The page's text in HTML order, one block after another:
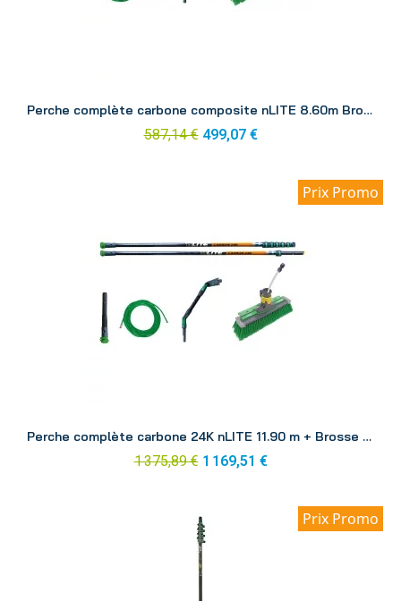
Perche complète carbone composite nLITE 8.60m Brosse CC85H
587,14 € 499,07 €
Prix Promo
Perche complète carbone 24K nLITE 11.90 m + Brosse CF12H
1 375,89 € 1 169,51 €
Prix Promo